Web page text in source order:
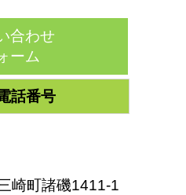
合わせ
ーム
話番号
崎町諸磯1411-1